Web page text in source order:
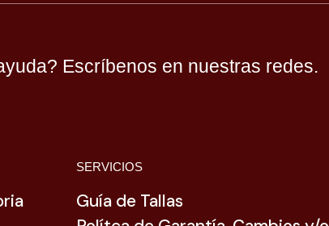
Escríbenos en nuestras redes.
SERVICIOS
Guía de Tallas